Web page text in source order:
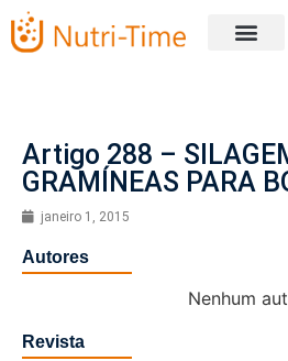
Artigo 288 –
GRAMÍNEAS PARA
janeiro 1, 2015
Autores
Nenhum
Revista